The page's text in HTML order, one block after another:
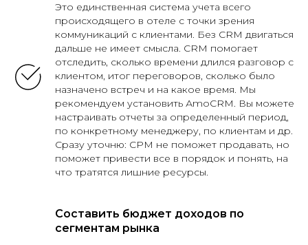
Это единственная система учета всего
происходящего в отеле с точки зрения
коммуникаций с клиентами. Без CRM двигаться
дальше не имеет смысла. CRM помогает
отследить, сколько времени длился разговор с
клиентом, итог переговоров, сколько было
назначено встреч и на какое время. Мы
рекомендуем установить АmoCRM. Вы можете
настраивать отчеты за определенный период,
по конкретному менеджеру, по клиентам и др.
Сразу уточню: СРМ не поможет продавать, но
поможет привести все в порядок и понять, на
что тратятся лишние ресурсы.
Составить бюджет доходов по
сегментам рынка